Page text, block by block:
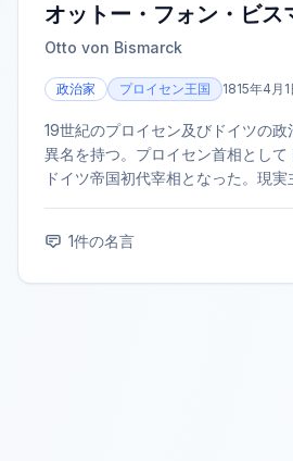
オットー・フォン・ビス
Otto von Bismarck
政治家 プロイセン王国 1815年4月
19世紀のプロイセン及びドイツの
異名を持つ。プロイセン首相として
ドイツ帝国初代宰相となった。現
1件の名言